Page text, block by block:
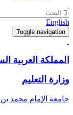
English
Toggle navigation
المملكة العربية
وزارة التعليم
جامعة الإمام محمد